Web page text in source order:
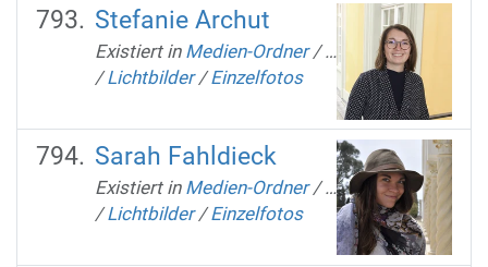
Stefanie Archut
Existiert in Medien-Ordner /…
/Lichtbilder /Einzelfotos
Sarah Fahldieck
Existiert in Medien-Ordner /…
/Lichtbilder /Einzelfotos